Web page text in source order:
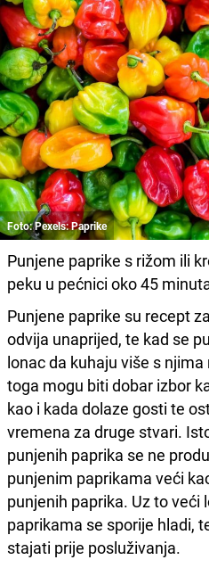
Foto: Pexels: Paprike
Punjene paprike s rižom ili
peku u pećnici oko 45
Punjene paprike su recept
odvija unaprijed, te kad se
lonac da kuhaju više s
toga mogu biti dobar izbor
kao i kada dolaze gosti te
vremena za druge stvari.
punjenih paprika se ne
punjenim paprikama veći
punjenih paprika. Uz to veći
paprikama se sporije hladi,
stajati prije posluživanja.